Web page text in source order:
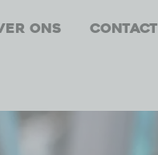
ons Contact